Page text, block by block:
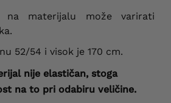
na materijalu može varirati
52/54 i visok je 170 cm.
nije elastičan, stoga
na to pri odabiru veličine.